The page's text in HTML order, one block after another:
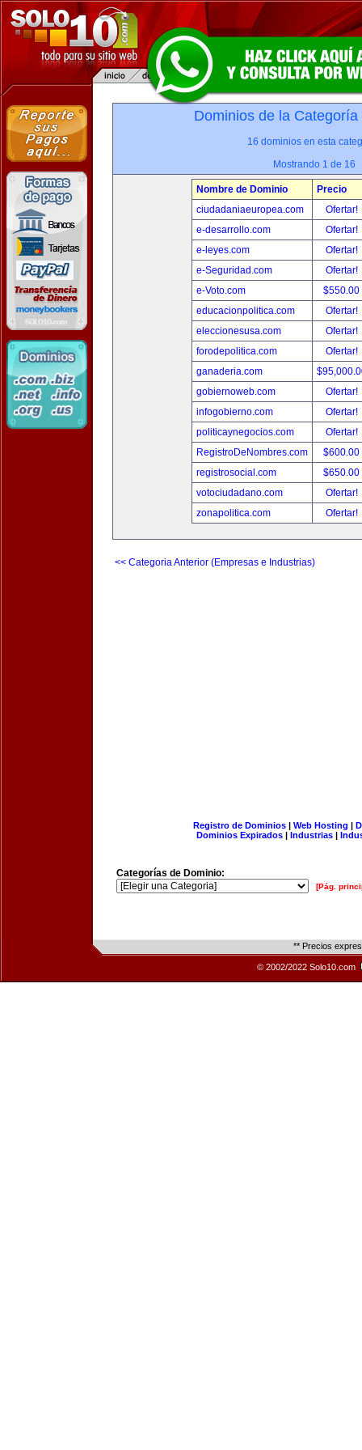
Dominios de la
16 dominios en esta
Mostrando 1 de 16
Nombre de Dominio
Precio
ciudadaniaeuropea.com
Ofertar!
e-desarrollo.com
Ofertar!
e-leyes.com
Ofertar!
e-Seguridad.com
Ofertar!
e-Voto.com
$550.00
educacionpolitica.com
Ofertar!
eleccionesusa.com
Ofertar!
forodepolitica.com
Ofertar!
ganaderia.com
gobiernoweb.com
Ofertar!
infogobierno.com
Ofertar!
politicaynegocios.com
Ofertar!
RegistroDeNombres.com
$600.00
registrosocial.com
$650.00
votociudadano.com
Ofertar!
zonapolitica.com
Ofertar!
<< Categoria Anterior (Empresas e Industrias)
Registro de Dominios| Web Hosting |
Dominios Expirados | Industrias |
Categorías de Dominio:
[Pág.
** Precios
© 2002/2022 Solo10.com